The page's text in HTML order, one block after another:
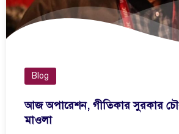
Blog
আজ অপারেশন, গীতিকার সুরকার
মাওলা